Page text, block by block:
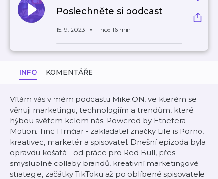
Poslechněte si podcast
15. 9. 2023 1 hod 16 min
INFO KOMENTÁŘE
Vítám vás v mém podcastu Mike:ON, ve kterém se
věnuji marketingu, technologiím a trendům, které
hýbou světem kolem nás. Powered by Etnetera
Motion. Tino Hrnčiar - zakladatel značky Life is Porno,
kreativec, marketér a spisovatel. Dnešní epizoda byla
opravdu košatá - od práce pro Red Bull, přes
smysluplné collaby brandů, kreativní marketingové
strategie, začátky TikToku až po oblíbené spisovatele